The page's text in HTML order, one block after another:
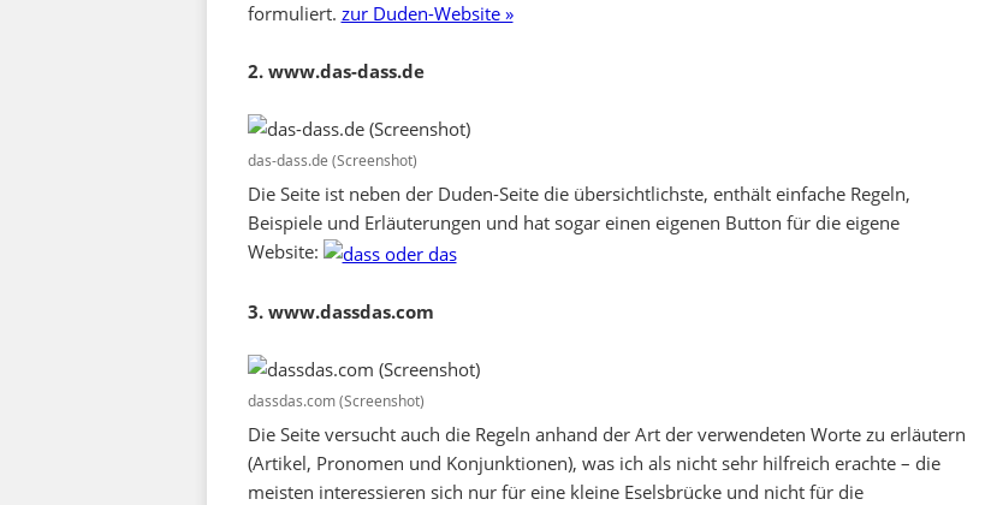
formuliert. zur Duden-Website »
2. www.das-dass.de
das-dass.de (Screenshot)
Die Seite ist neben der Duden-Seite die übersichtlichste, enthält einfache Regeln,
Beispiele und Erläuterungen und hat sogar einen eigenen Button für die eigene
Website:
3. www.dassdas.com
dassdas.com (Screenshot)
Die Seite versucht auch die Regeln anhand der Art der verwendeten Worte zu erläutern
(Artikel, Pronomen und Konjunktionen), was ich als nicht sehr hilfreich erachte – die
meisten interessieren sich nur für eine kleine Eselsbrücke und nicht für die